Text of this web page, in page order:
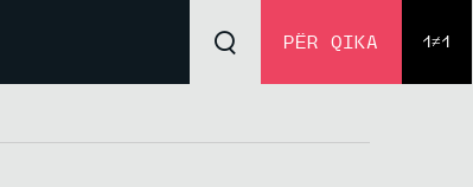
PËR QIKA 1≠1